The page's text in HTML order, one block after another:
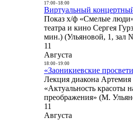
17:00- 18:00
Виртуальный
Показ х/ф «Смелые
театра и кино Сергея
мин.) (Ульяновой, 1, зал
11
Августа
18:00- 19:00
«Заоникиевские
Лекция диакона Артемия
«Актуальность красоты
преображения» (М.
11
Августа